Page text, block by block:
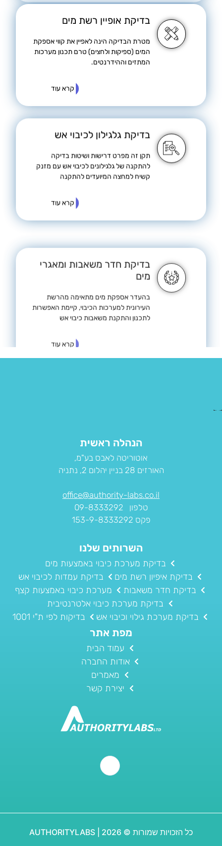
בדיקת אופיין רשת מים
מטרת הבדיקה הינה לאפיין את קווי אספקת
המים (ספיקות ולחצים) טרם תכנון מערכות
המתזים וההידרנטים.
קרא עוד
בדיקת גלגילון לכיבוי אש
תקן זה מפרט דרישות ושיטות בדיקה
להתקנה של גלגילונים לכיבוי אש עם מזנק
קשיח למחצה המיועדים להתקנה
קרא עוד
בדיקת חדר משאבות ומאגרי
מים
העירונית למערכות הכיבוי, קיימת האפשרות
לתכנון והתקנת משאבות כיבוי אש
מפת אתר
עמוד הבית
אודות החברה
מאמרים
יצירת קשר
השרותים שלנו
בדיקת מערכת כיבוי באמצעות מים
בדיקת איפיון רשת מים
בדיקת עמדות לכיבוי אש
בדיקת חדר משאבות
מערכת כיבוי באמצעות קצף
בדיקת מערכת כיבוי אלטרנטיבית
בדיקת מערכת גילוי וכיבוי אש
בדיקות לפי ת"י 1001
הנהלה ראשית
אוטוריטה לאבס בע"מ,
האורזים 28 בניין יהלום 2, נתניה
office@authority-labs.co.il
טלפון 09-8333292
פקס 153-9-8333292
כל הזכויות שמורות © 2026 | AUTHORITYLABS